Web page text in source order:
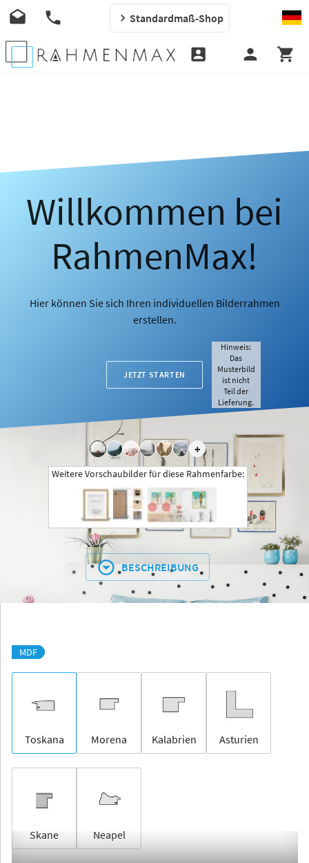
Standardmaß-Shop
Willkommen bei
RahmenMax!
Hier können Sie sich Ihren individuellen Bilderrahmen
erstellen.
JETZT STARTEN
+
Hinweis:
Das
Musterbild
ist nicht
Teil der
Lieferung.
Weitere Vorschaubilder für diese Rahmenfarbe:
BESCHREIBUNG
MDF
Toskana Morena Kalabrien Asturien
Skane Neapel